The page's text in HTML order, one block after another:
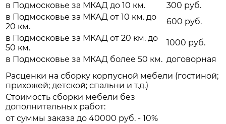
в Подмосковье за МКАД до 10 км.
300 руб.
в Подмосковье за МКАД от 10 км. до
20 км.
600 руб.
в Подмосковье за МКАД от 20 км. до
50 км.
1000 руб.
в Подмосковье за МКАД более 50 км. договорная
Расценки на сборку корпусной мебели (гостиной;
прихожей; детской; спальни и т.д.)
Стоимость сборки мебели без
дополнительных работ:
от суммы заказа до 40000 руб. - 10%